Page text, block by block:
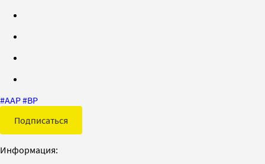
#ААР#BP
Подписаться
Информация: